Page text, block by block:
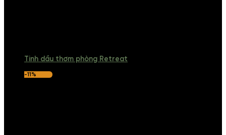
Tinh dầu thơm phòng Retreat
-11%